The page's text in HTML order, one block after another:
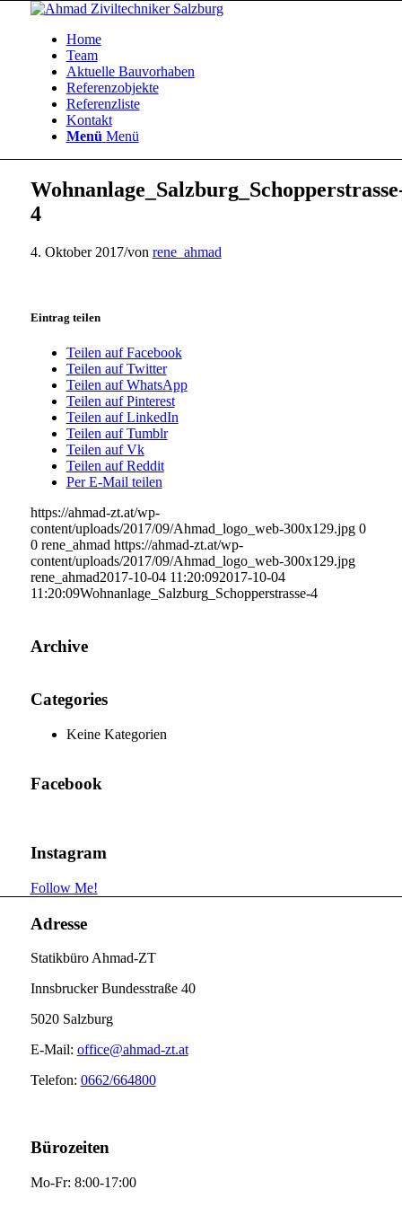
Home
Team
Aktuelle Bauvorhaben
Referenzobjekte
Referenzliste
Kontakt
Menü Menü
4
4. Oktober 2017/von rene_ahmad
Eintrag teilen
Teilen auf Facebook
Teilen auf Twitter
Teilen auf WhatsApp
Teilen auf Pinterest
Teilen auf LinkedIn
Teilen auf Tumblr
Teilen auf Vk
Teilen auf Reddit
Per E-Mail teilen
https://ahmad-zt.at/wp-
content/uploads/2017/09/Ahmad_logo_web-300x129.jpg 0
0 rene_ahmad https://ahmad-zt.at/wp-
content/uploads/2017/09/Ahmad_logo_web-300x129.jpg
rene_ahmad2017-10-04 11:20:092017-10-04
11:20:09Wohnanlage_Salzburg_Schopperstrasse-4
Archive
Categories
Keine Kategorien
Facebook
Instagram
Follow Me!
Adresse
Statikbüro Ahmad-ZT
Innsbrucker Bundesstraße 40
5020 Salzburg
E-Mail: office@ahmad-zt.at
Telefon: 0662/664800
Bürozeiten
Mo-Fr: 8:00-17:00